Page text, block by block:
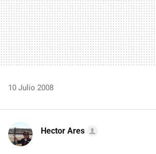
10 Julio 2008
Hector Ares